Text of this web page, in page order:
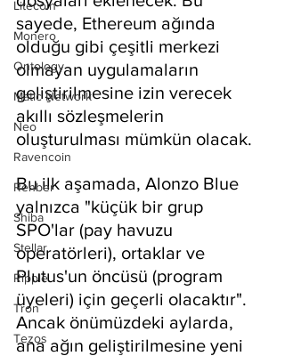
Litecoin
Monero
Ontology
Matic Network
Neo
Ravencoin
Rehber
Shiba
Stellar
Ripple
Tron
Tezos
sayede, Ethereum ağında
olduğu gibi çeşitli merkezi
olmayan uygulamaların
geliştirilmesine izin verecek
akıllı sözleşmelerin
oluşturulması mümkün olacak.
Bu ilk aşamada, Alonzo Blue
yalnızca "küçük bir grup
SPO'lar (pay havuzu
operatörleri), ortaklar ve
Plutus'un öncüsü (program
üyeleri) için geçerli olacaktır".
Ancak önümüzdeki aylarda,
ana ağın geliştirilmesine yeni